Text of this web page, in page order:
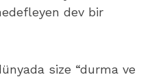
dev bir
size “durma ve